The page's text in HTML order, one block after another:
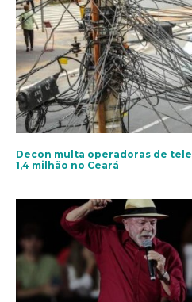
Decon multa operadoras de
1,4 milhão no Ceará